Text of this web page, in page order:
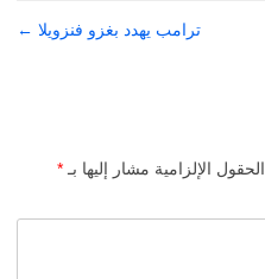
ترامب يهدد بغزو فنزويلا ←
الحقول الإلزامية مشار إليها بـ *